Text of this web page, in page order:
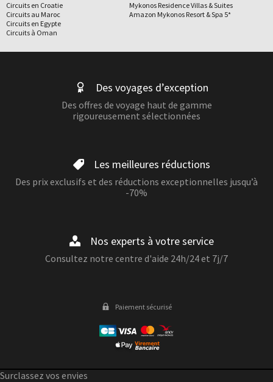
Circuits en Croatie
Circuits au Maroc
Circuits en Egypte
Circuits à Oman
Mykonos Residence Villas & Suites
Amazon Mykonos Resort & Spa 5*
Des voyages d’exception
Des offres de voyage haut de gamme
rigoureusement sélectionnées
Les meilleures réductions
Des prix exclusifs et des réductions exceptionnelles jusqu’à
-70%
Nos experts à votre service
Consultez notre centre d'aide 24h/24 et 7j/7
Paiement sécurisé
Surclassez vos envies